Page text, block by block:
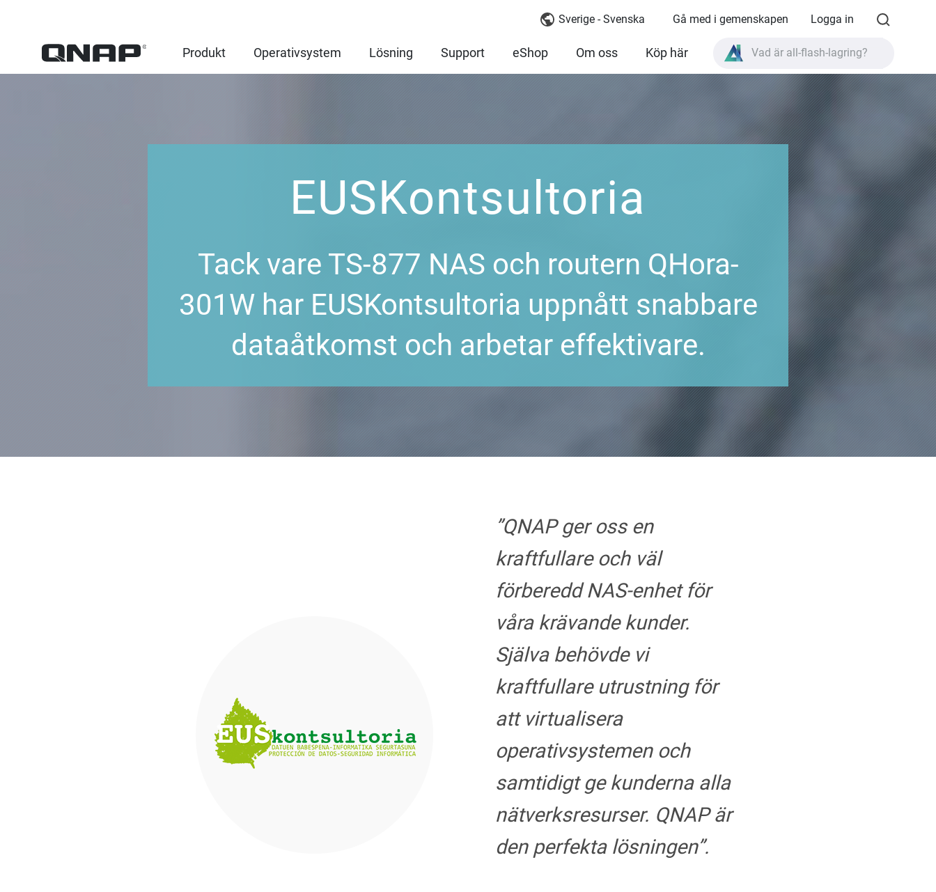
Sverige - Svenska Gå med i gemenskapen Logga in
Produkt Operativsystem Lösning Support eShop Om oss Köp här
Vad är High Availability?
EUSKontsultoria
Tack vare TS-877 NAS och routern QHora-
301W har EUSKontsultoria uppnått snabbare
dataåtkomst och arbetar effektivare.
”QNAP ger oss en
kraftfullare och väl
förberedd NAS-enhet för
våra krävande kunder.
Själva behövde vi
kraftfullare utrustning för
att virtualisera
operativsystemen och
samtidigt ge kunderna alla
nätverksresurser. QNAP är
den perfekta lösningen”.